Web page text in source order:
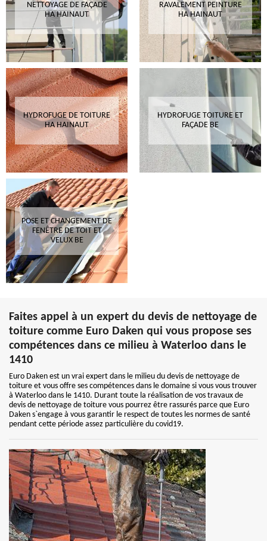
NETTOYAGE DE FAÇADE
HA HAINAUT
RAVALEMENT PEINTURE
HA HAINAUT
HYDROFUGE DE TOITURE
HA HAINAUT
HYDROFUGE TOITURE ET
FAÇADE BE
POSE ET CHANGEMENT DE
FENÊTRE DE TOIT ET
VELUX BE
Faites appel à un expert du devis de nettoyage de
toiture comme Euro Daken qui vous propose ses
compétences dans ce milieu à Waterloo dans le
1410
Euro Daken est un vrai expert dans le milieu du devis de nettoyage de
toiture et vous offre ses compétences dans le domaine si vous vous trouver
à Waterloo dans le 1410. Durant toute la réalisation de vos travaux de
devis de nettoyage de toiture vous pourrez être rassurés parce que Euro
Daken s`engage à vous garantir le respect de toutes les normes de santé
pendant cette période assez particulière du covid19.